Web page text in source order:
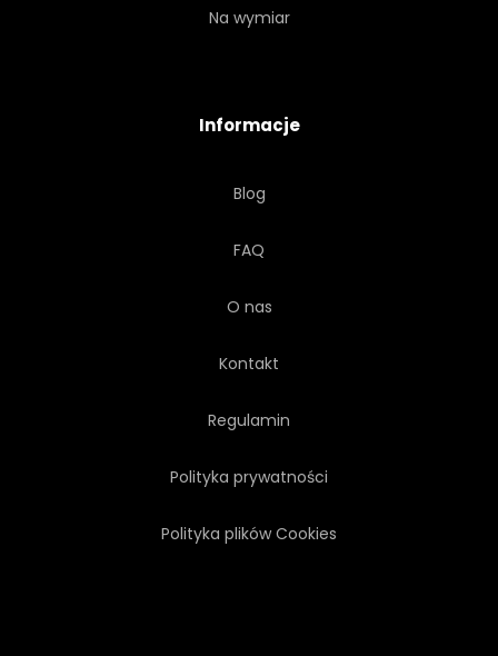
Na wymiar
Informacje
Blog
FAQ
O nas
Kontakt
Regulamin
Polityka prywatności
Polityka plików Cookies